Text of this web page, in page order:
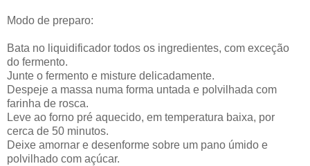
Modo de preparo:
Bata no liquidificador todos os ingredientes, com exceção
do fermento.
Junte o fermento e misture delicadamente.
Despeje a massa numa forma untada e polvilhada com
farinha de rosca.
Leve ao forno pré aquecido, em temperatura baixa, por
cerca de 50 minutos.
Deixe amornar e desenforme sobre um pano úmido e
polvilhado com açúcar.